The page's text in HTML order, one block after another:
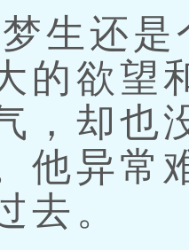
生还是
的欲望
，却也
他异常
去。